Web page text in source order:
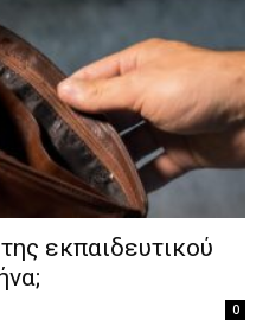
εκπαιδευτικού
0